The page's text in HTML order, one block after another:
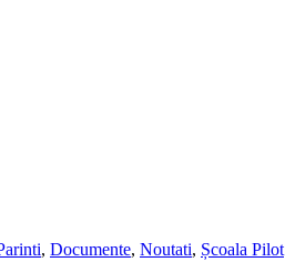
, Documente, Noutati, Școala Pilot